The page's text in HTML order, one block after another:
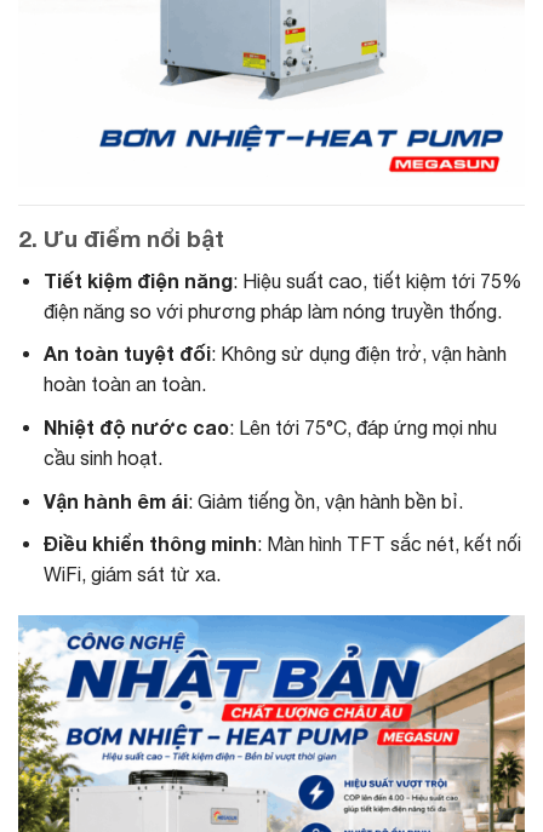
2. Ưu điểm nổi bật
Tiết kiệm điện năng: Hiệu suất cao, tiết kiệm tới 75%
điện năng so với phương pháp làm nóng truyền thống.
An toàn tuyệt đối: Không sử dụng điện trở, vận hành
hoàn toàn an toàn.
Nhiệt độ nước cao: Lên tới 75°C, đáp ứng mọi nhu
cầu sinh hoạt.
Vận hành êm ái: Giảm tiếng ồn, vận hành bền bỉ.
Điều khiển thông minh: Màn hình TFT sắc nét, kết nối
WiFi, giám sát từ xa.